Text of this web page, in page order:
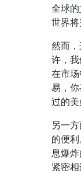
全球的
世界将
然而
许，
在市
易，
过的美
另一
的便
息爆
紧密相